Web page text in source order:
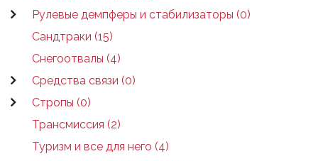
Рулевые демпферы и стабилизаторы (0)
Сандтраки (15)
Снегоотвалы (4)
Средства связи (0)
Стропы (0)
Трансмиссия (2)
Туризм и все для него (4)